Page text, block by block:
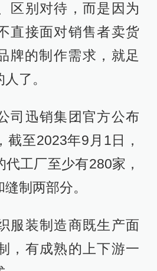
区别对待，而是因为
直接面对销售者卖货
的制作需求，就足
了。
司迅销集团官方公布
截至2023年9月1日，
工厂至少有280家，
制两部分。
服装制造商既生产面
，有成熟的上下游一